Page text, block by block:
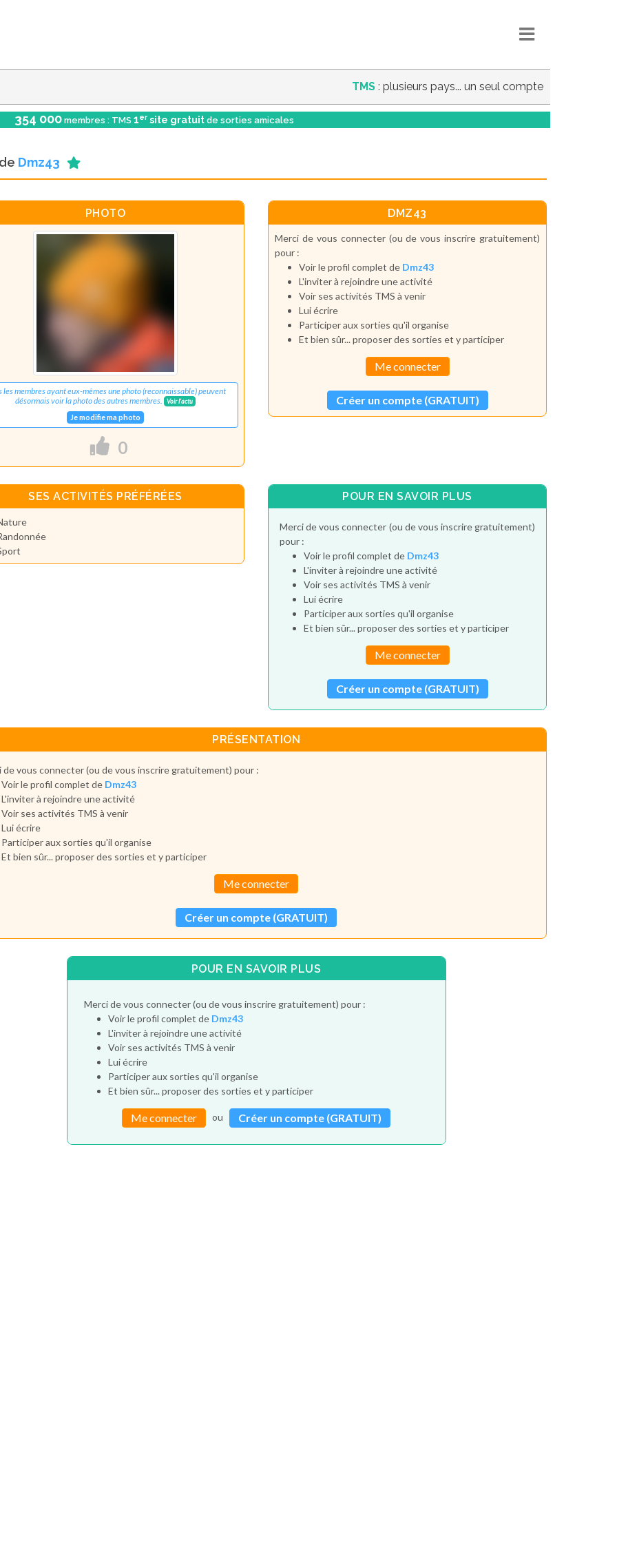
TMS : plusieurs pays... un seul compte
354 000 membres : TMS 1er site gratuit de sorties amicales
Dmz43
PHOTO
les membres ayant eux-mêmes une photo (reconnaissable) peuvent
désormais voir la photo des autres membres.
Voir l'actu
Je modifie ma photo
0
DMZ43
Merci de vous connecter (ou de vous inscrire gratuitement)
pour :
Voir le profil complet de Dmz43
L'inviter à rejoindre une activité
Voir ses activités TMS à venir
Lui écrire
Participer aux sorties qu'il organise
Et bien sûr... proposer des sorties et y participer
Me connecter
Créer un compte (GRATUIT)
SES ACTIVITÉS PRÉFÉRÉES POUR EN SAVOIR PLUS
Merci de vous connecter (ou de vous inscrire gratuitement)
pour :
Voir le profil complet de Dmz43
L'inviter à rejoindre une activité
Voir ses activités TMS à venir
Lui écrire
Participer aux sorties qu'il organise
Et bien sûr... proposer des sorties et y participer
Me connecter
Créer un compte (GRATUIT)
PRÉSENTATION
de vous connecter (ou de vous inscrire gratuitement) pour :
Voir le profil complet de Dmz43
L'inviter à rejoindre une activité
Voir ses activités TMS à venir
Lui écrire
Participer aux sorties qu'il organise
Et bien sûr... proposer des sorties et y participer
Me connecter
Créer un compte (GRATUIT)
POUR EN SAVOIR PLUS
Merci de vous connecter (ou de vous inscrire gratuitement) pour :
Voir le profil complet de Dmz43
L'inviter à rejoindre une activité
Voir ses activités TMS à venir
Lui écrire
Participer aux sorties qu'il organise
Et bien sûr... proposer des sorties et y participer
Me connecter ou Créer un compte (GRATUIT)